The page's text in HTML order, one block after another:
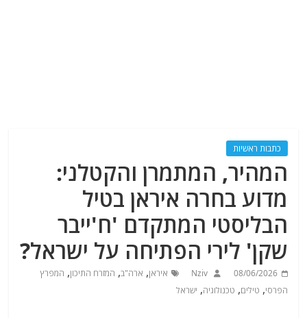
כתבות ראשיות
המהיר, המתמרן והקטלני:
מדוע בחרה איראן בטיל
הבליסטי המתקדם 'ח'ייבר
שקן' לירי הפתיחה על ישראל?
08/06/2026
Nziv איראן, ארה"ב, המזרח התיכון, המפרץ
הפרסי, טילים, טכנולוגיה, ישראל